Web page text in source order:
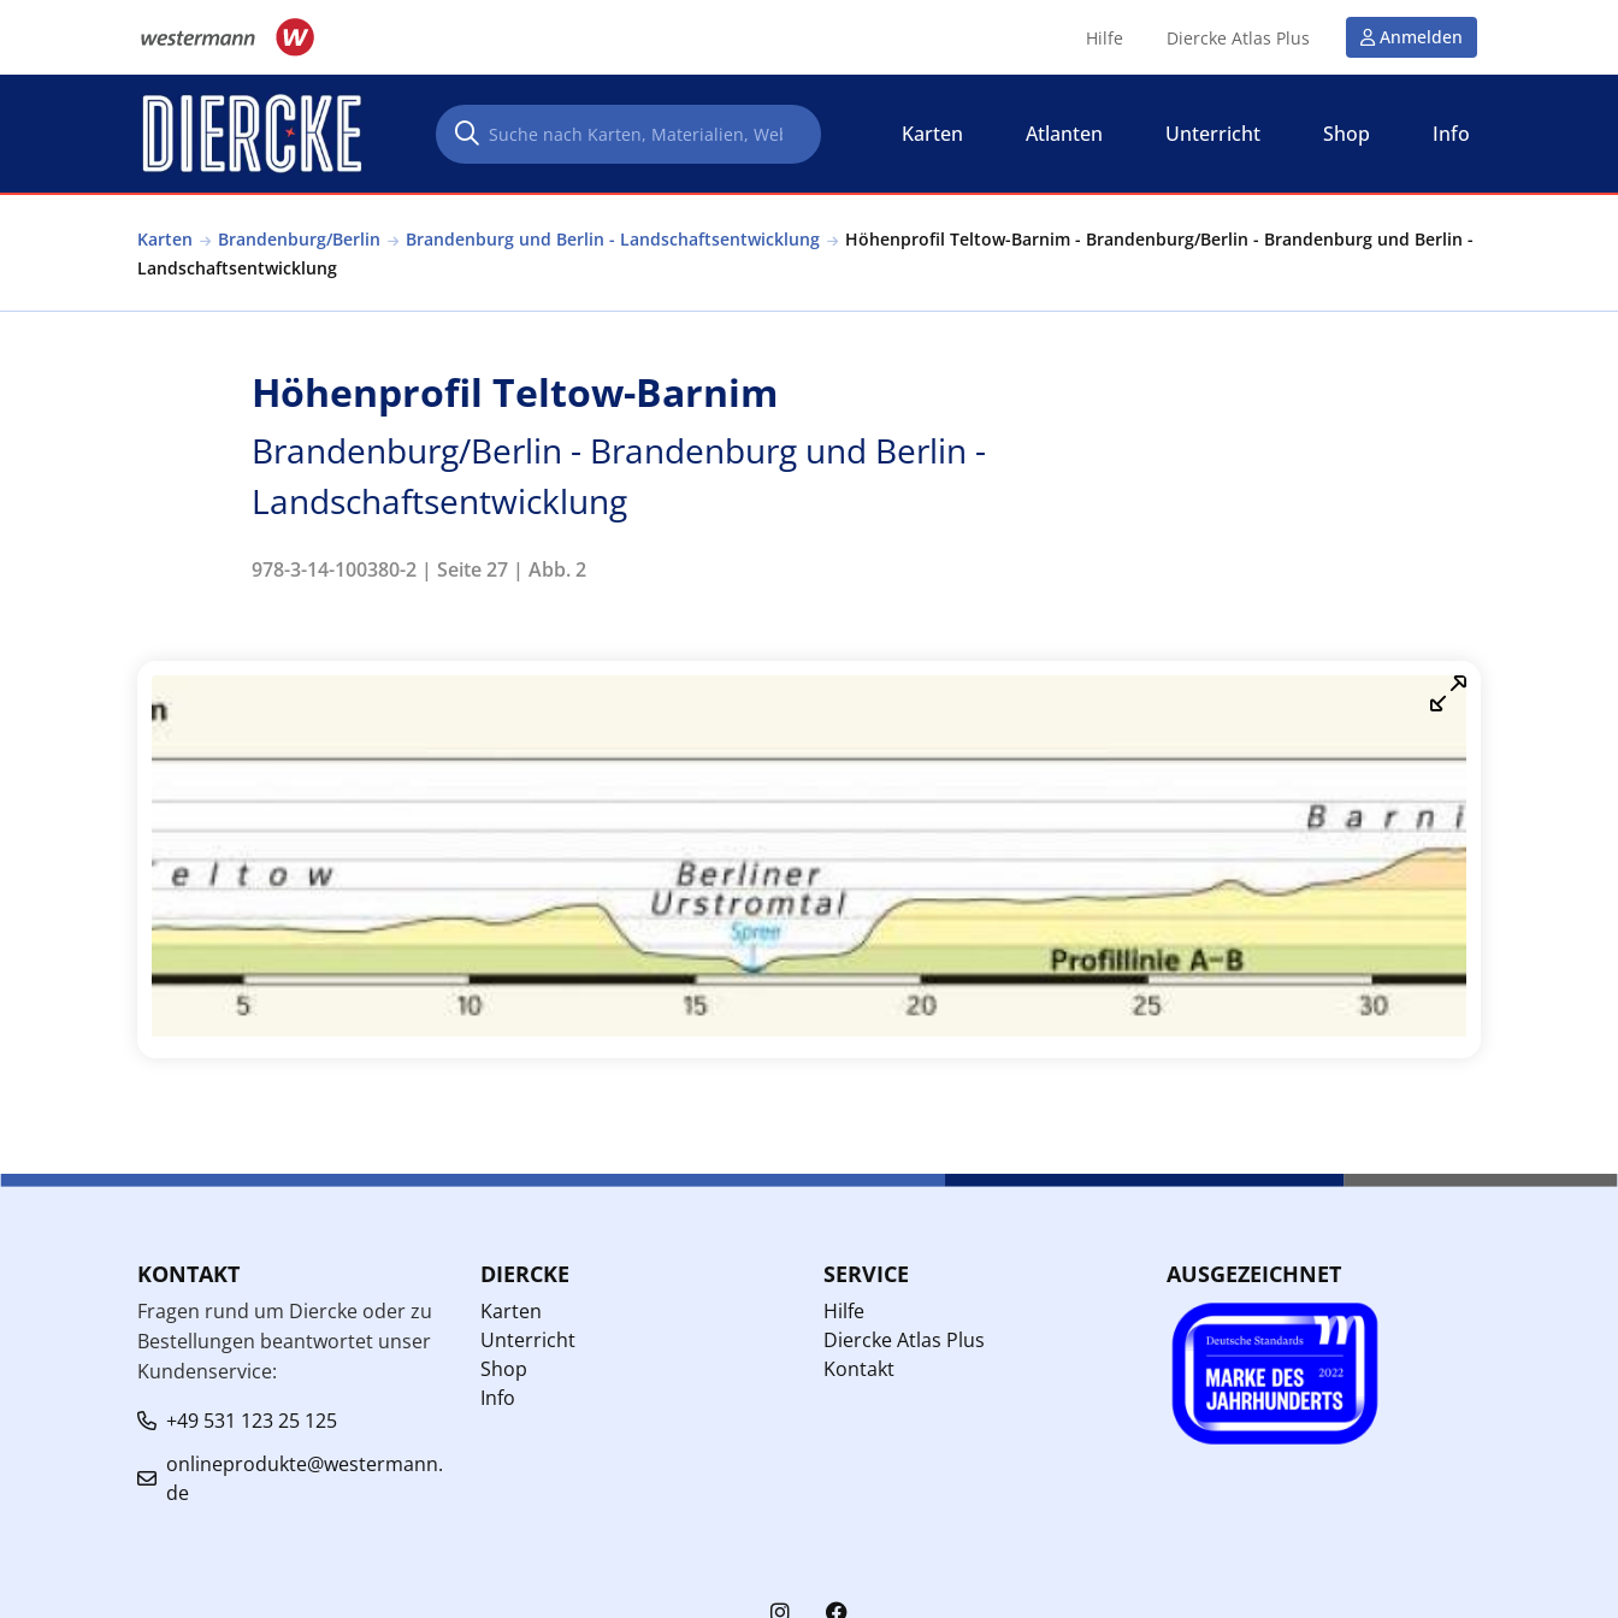
Hilfe Diercke Atlas Plus Anmelden
Karten Atlanten Unterricht Shop Info
Karten Brandenburg/Berlin Brandenburg und Berlin - Landschaftsentwicklung
Höhenprofil Teltow-Barnim - Brandenburg/Berlin - Brandenburg und Berlin -
Landschaftsentwicklung
Höhenprofil Teltow-Barnim
Brandenburg/Berlin - Brandenburg und Berlin -
Landschaftsentwicklung
978-3-14-100380-2 | Seite 27 | Abb. 2
KONTAKT
Fragen rund um Diercke oder zu
Bestellungen beantwortet unser
Kundenservice:
+49 531 123 25 125
onlineprodukte@westermann.
de
DIERCKE
Karten
Unterricht
Shop
Info
SERVICE
Hilfe
Diercke Atlas Plus
Kontakt
AUSGEZEICHNET